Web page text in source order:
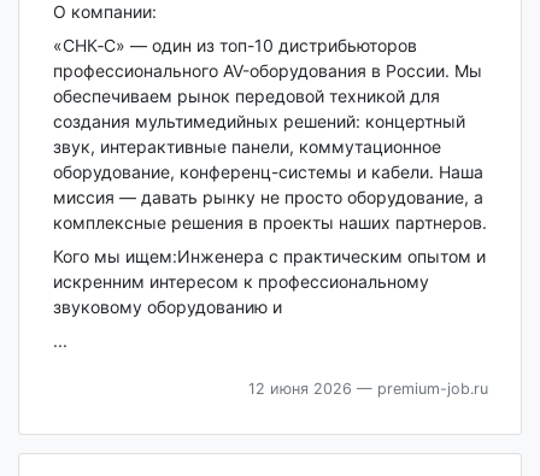
О компании:
«СНК‑С» — один из топ-10 дистрибьюторов
профессионального AV-оборудования в России. Мы
обеспечиваем рынок передовой техникой для
создания мультимедийных решений: концертный
звук, интерактивные панели, коммутационное
оборудование, конференц-системы и кабели. Наша
миссия — давать рынку не просто оборудование, а
комплексные решения в проекты наших партнеров.
Кого мы ищем:Инженера с практическим опытом и
искренним интересом к профессиональному
звуковому оборудованию и
...
12 июня 2026 — premium-job.ru